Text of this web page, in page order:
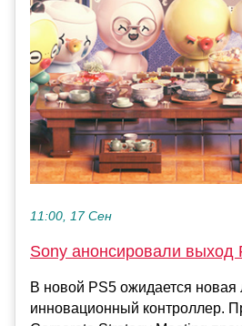
11:00, 17 Сен
Sony анонсировали выход
В новой PS5 ожидается новая
инновационный контроллер.